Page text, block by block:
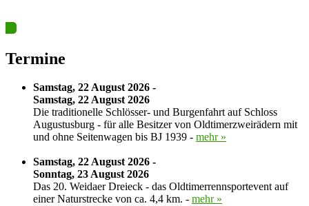
Termine
Samstag, 22 August 2026 -
Samstag, 22 August 2026
Die traditionelle Schlösser- und Burgenfahrt auf Schloss
Augustusburg - für alle Besitzer von Oldtimerzweirädern mit
und ohne Seitenwagen bis BJ 1939 - mehr »
Samstag, 22 August 2026 -
Sonntag, 23 August 2026
Das 20. Weidaer Dreieck - das Oldtimerrennsportevent auf
einer Naturstrecke von ca. 4,4 km. - mehr »